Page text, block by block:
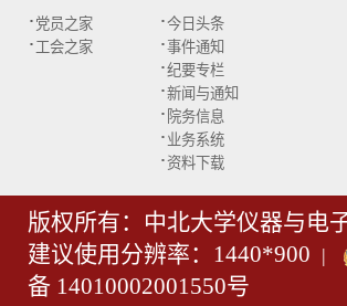
· 党员之家
· 工会之家
·今日头条
·事件通知
·纪要专栏
·新闻与通知
· 院务信息
· 业务系统
·资料下载
版权所有：中北大学仪器与电
建议使用分辨率：1440*900 |
备 14010002001550号